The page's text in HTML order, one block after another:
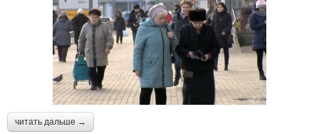
читать дальше →